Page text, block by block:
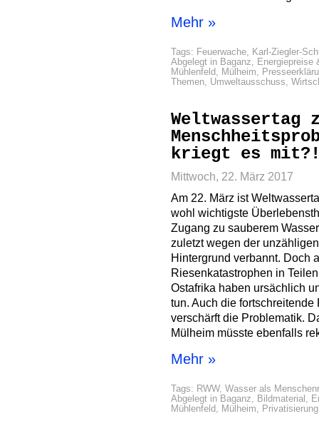
Mehr »
Tags: Feuerwache, Karl-Ziegler-
Abgelegt in Baganz, Energiepreise
Mühlenfeld, Mülheim,
Themen, Umweltausschuss,
Weltwassertag
kriegt es
Mittwoch, 22. März 2017
Am 22. März ist
wohl wichtigste
Zugang zu sauberem
zuletzt wegen der
Hintergrund verbannt. Doch
Riesenkatastrophen in
Ostafrika haben ursächlich
tun. Auch die
verschärft die Problematik.
Mülheim müsste ebenfalls
Mehr »
Tags: RWW, Wasser als
Abgelegt in Baganz, Bildmaterial ,
Mühlenfeld, Mülheim, Privatisierung